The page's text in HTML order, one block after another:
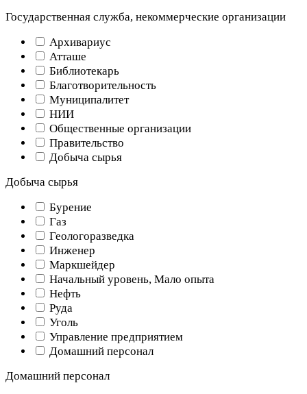
Государственная служба, некоммерческие организации
Архивариус
Атташе
Библиотекарь
Благотворительность
Муниципалитет
НИИ
Общественные организации
Правительство
Добыча сырья
Добыча сырья
Бурение
Газ
Геологоразведка
Инженер
Маркшейдер
Начальный уровень, Мало опыта
Нефть
Руда
Уголь
Управление предприятием
Домашний персонал
Домашний персонал